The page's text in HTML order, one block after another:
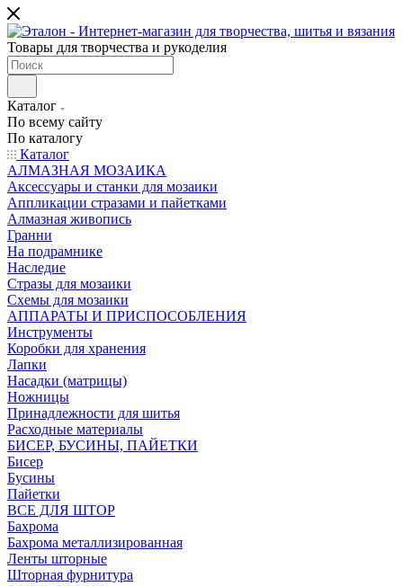
Товары для творчества и рукоделия
Каталог
По всему сайту
По каталогу
Каталог
АЛМАЗНАЯ МОЗАИКА
Аксессуары и станки для мозаики
Аппликации стразами и пайетками
Алмазная живопись
Гранни
На подрамнике
Наследие
Стразы для мозаики
Схемы для мозаики
АППАРАТЫ И ПРИСПОСОБЛЕНИЯ
Инструменты
Коробки для хранения
Лапки
Насадки (матрицы)
Ножницы
Принадлежности для шитья
Расходные материалы
БИСЕР, БУСИНЫ, ПАЙЕТКИ
Бисер
Бусины
Пайетки
ВСЕ ДЛЯ ШТОР
Бахрома
Бахрома металлизированная
Ленты шторные
Шторная фурнитура